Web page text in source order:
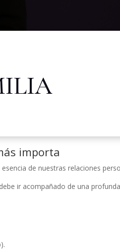
importa
de nuestras relaciones
ir acompañado de una